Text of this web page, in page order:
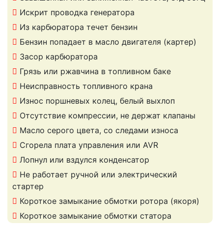
Искрит проводка генератора
Из карбюратора течет бензин
Бензин попадает в масло двигателя (картер)
Засор карбюратора
Грязь или ржавчина в топливном баке
Неисправность топливного крана
Износ поршневых колец, белый выхлоп
Отсутствие компрессии, не держат клапаны
Масло серого цвета, со следами износа
Сгорела плата управления или AVR
Лопнул или вздулся конденсатор
Не работает ручной или электрический
стартер
Короткое замыкание обмотки ротора (якоря)
Короткое замыкание обмотки статора